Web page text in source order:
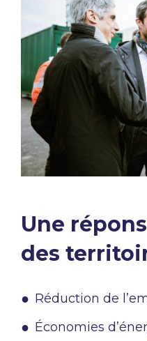
Une
des
Réduction de
Économies